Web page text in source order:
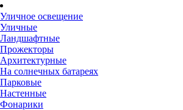
Уличное освещение
Уличные
Ландшафтные
Прожекторы
Архитектурные
На солнечных батареях
Парковые
Настенные
Фонарики